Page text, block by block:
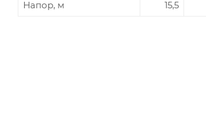
Напор, м
15,5